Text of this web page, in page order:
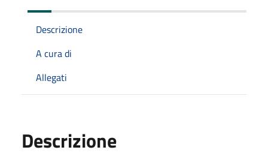
Descrizione
A cura di
Allegati
Descrizione